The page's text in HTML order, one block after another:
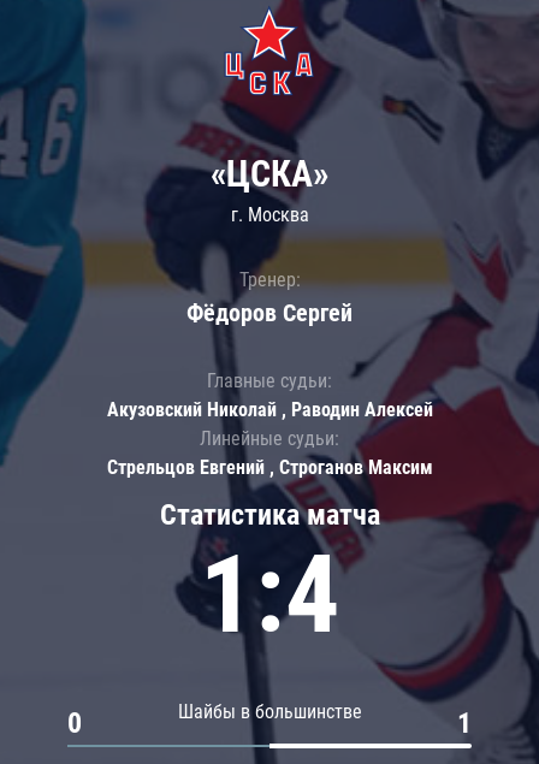
Статистика матча
1:4
Шайбы в большинстве
0 1
«ЦСКА»
г. Москва
Тренер:
Фёдоров Сергей
Главные судьи:
Акузовский Николай , Раводин Алексей
Линейные судьи:
Стрельцов Евгений , Строганов Максим